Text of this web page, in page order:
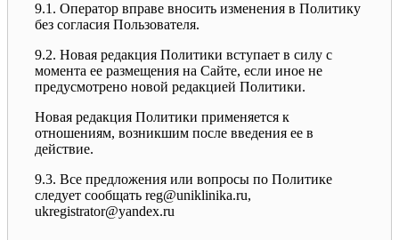
9.1. Оператор вправе вносить изменения в Политику
без согласия Пользователя.
9.2. Новая редакция Политики вступает в силу с
момента ее размещения на Сайте, если иное не
предусмотрено новой редакцией Политики.
Новая редакция Политики применяется к
отношениям, возникшим после введения ее в
действие.
9.3. Все предложения или вопросы по Политике
следует сообщать reg@uniklinika.ru,
ukregistrator@yandex.ru